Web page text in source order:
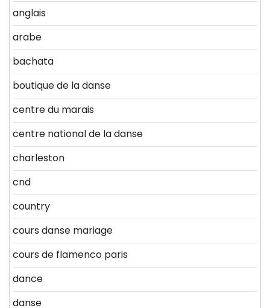
anglais
arabe
bachata
boutique de la danse
centre du marais
centre national de la danse
charleston
cnd
country
cours danse mariage
cours de flamenco paris
dance
danse